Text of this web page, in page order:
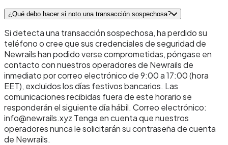
¿Qué debo hacer si noto una transacción sospechosa?
Si detecta una transacción sospechosa, ha perdido su
teléfono o cree que sus credenciales de seguridad de
Newrails han podido verse comprometidas, póngase en
contacto con nuestros operadores de Newrails de
inmediato por correo electrónico de 9:00 a 17:00 (hora
EET), excluidos los días festivos bancarios. Las
comunicaciones recibidas fuera de este horario se
responderán el siguiente día hábil. Correo electrónico:
info@newrails.xyz Tenga en cuenta que nuestros
operadores nunca le solicitarán su contraseña de cuenta
de Newrails.